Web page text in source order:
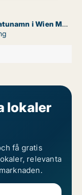
Sök efter lediga lokaler via väg- eller gatunamn i Wien Meidling
lokaler
få gratis
relevanta